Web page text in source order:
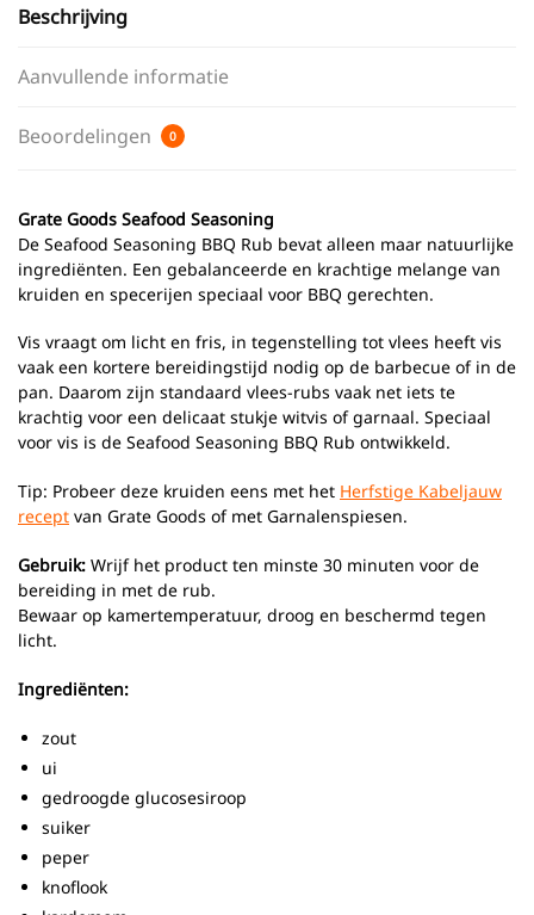
Beschrijving
Aanvullende informatie
Beoordelingen 0
Grate Goods Seafood Seasoning
De Seafood Seasoning BBQ Rub bevat alleen maar natuurlijke
ingrediënten. Een gebalanceerde en krachtige melange van
kruiden en specerijen speciaal voor BBQ gerechten.
Vis vraagt om licht en fris, in tegenstelling tot vlees heeft vis
vaak een kortere bereidingstijd nodig op de barbecue of in de
pan. Daarom zijn standaard vlees-rubs vaak net iets te
krachtig voor een delicaat stukje witvis of garnaal. Speciaal
voor vis is de Seafood Seasoning BBQ Rub ontwikkeld.
Tip: Probeer deze kruiden eens met het Herfstige Kabeljauw
recept van Grate Goods of met Garnalenspiesen.
Gebruik: Wrijf het product ten minste 30 minuten voor de
bereiding in met de rub.
Bewaar op kamertemperatuur, droog en beschermd tegen
licht.
Ingrediënten:
zout
ui
gedroogde glucosesiroop
suiker
peper
knoflook